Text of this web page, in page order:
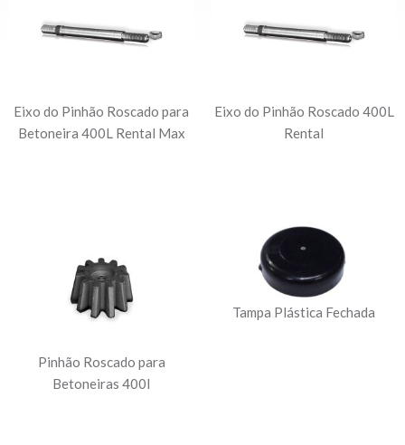
Eixo do Pinhão Roscado para
Betoneira 400L Rental Max
Eixo do Pinhão Roscado 400L
Rental
Pinhão Roscado para
Betoneiras 400l
Tampa Plástica Fechada